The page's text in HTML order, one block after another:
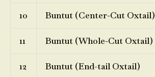
10 Buntut (Center-Cut Oxtail)
11 Buntut (Whole-Cut Oxtail)
12 Buntut (End-tail Oxtail)